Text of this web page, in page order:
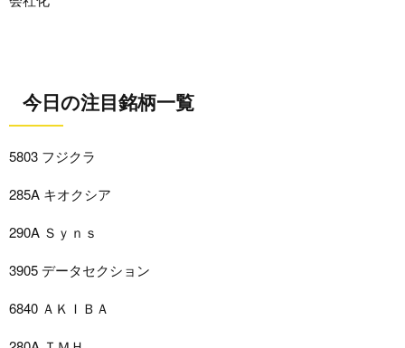
今日の注目銘柄一覧
5803 フジクラ
285A キオクシア
290A Ｓｙｎｓ
3905 データセクション
6840 ＡＫＩＢＡ